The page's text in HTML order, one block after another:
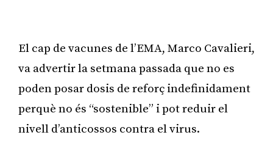
El cap de vacunes de l’EMA, Marco Cavalieri,
va advertir la setmana passada que no es
poden posar dosis de reforç indefinidament
perquè no és “sostenible” i pot reduir el
nivell d’anticossos contra el virus.